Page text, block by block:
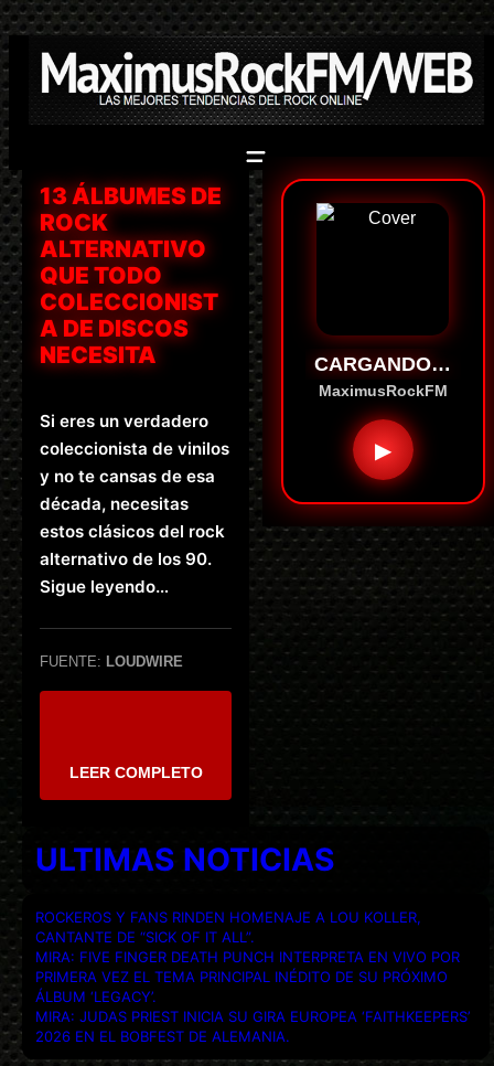
Saltar
al
contenido
13 ÁLBUMES DE
ROCK
ALTERNATIVO
QUE TODO
COLECCIONIST
A DE DISCOS
NECESITA
Si eres un verdadero
coleccionista de vinilos
y no te cansas de esa
década, necesitas
estos clásicos del rock
alternativo de los 90.
Sigue leyendo…
FUENTE: LOUDWIRE
LEER COMPLETO
CARGANDO…
MaximusRockFM
▶
ULTIMAS NOTICIAS
ROCKEROS Y FANS RINDEN HOMENAJE A LOU KOLLER,
CANTANTE DE “SICK OF IT ALL”.
MIRA: FIVE FINGER DEATH PUNCH INTERPRETA EN VIVO POR
PRIMERA VEZ EL TEMA PRINCIPAL INÉDITO DE SU PRÓXIMO
ÁLBUM ‘LEGACY’.
MIRA: JUDAS PRIEST INICIA SU GIRA EUROPEA ‘FAITHKEEPERS’
2026 EN EL BOBFEST DE ALEMANIA.